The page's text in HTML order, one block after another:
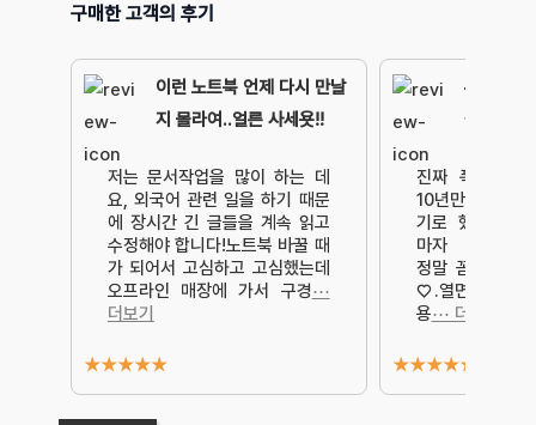
구매한 고객의 후기
이런 노트북 언제 다시 만날
지 몰라여..얼른 사세욧!!
저는 문서작업을 많이 하는 데
요, 외국어 관련 일을 하기 때문
에 장시간 긴 글들을 계속 읽고
수정해야 합니다!노트북 바꿀 때
가 되어서 고심하고 고심했는데
오프라인 매장에 가서 구경⋯
더보기
★★★★★
우왕~~~
훨!!! 그
진짜 폭풍검색
10년만에 새로
기로 했어용!!!
마자 두그두근
정말 꼼꼼한 포
♡.열면서 내내
용⋯ 더보기
★★★★★